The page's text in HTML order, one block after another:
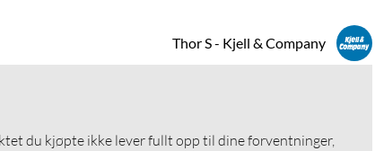
Thor S - Kjell & Company
du kjøpte ikke lever fullt opp til dine forventninger,